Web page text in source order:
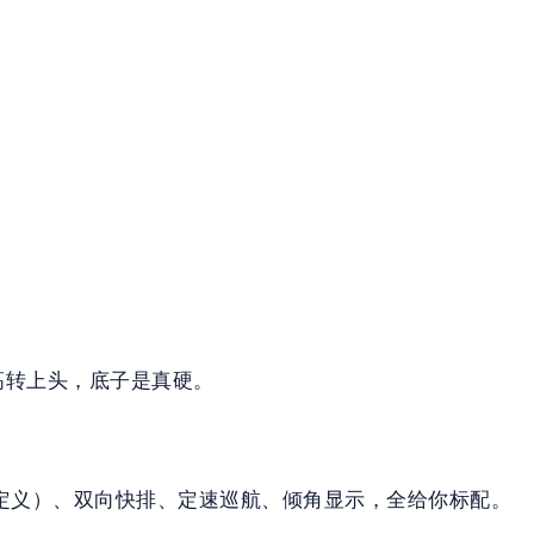
上头，底子是真硬。
）、双向快排、定速巡航、倾角显示，全给你标配。